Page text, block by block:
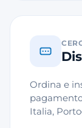
Ordina e
Italia,